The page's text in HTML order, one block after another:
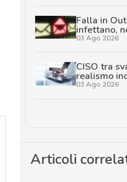
Falla in
infettano,
03 Ago 2026
CISO tra
realismo
03 Ago 2026
Articoli